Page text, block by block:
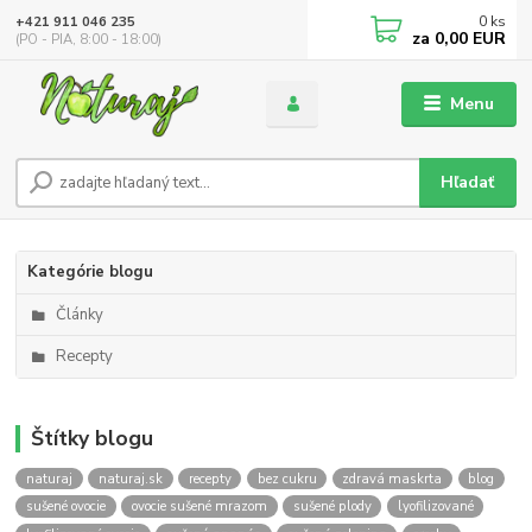
Menu
Hľadať
+421 911 046 235
(PO - PIA, 8:00 - 18:00)
0 ks
za 0,00 EUR
Kategórie blogu
Články
Recepty
Štítky blogu
naturaj naturaj.sk recepty bez cukru zdravá maskrta
blog
sušené ovocie
ovocie sušené mrazom sušené plody
lyofilizované